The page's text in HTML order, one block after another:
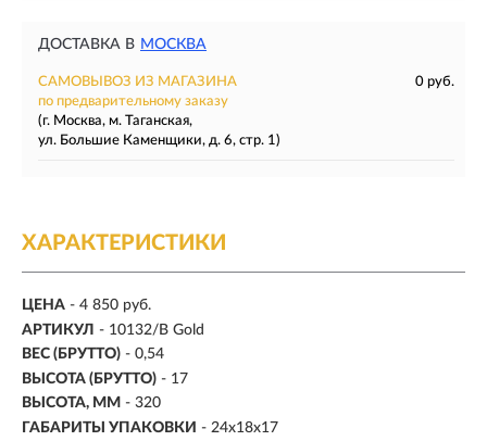
ДОСТАВКА В МОСКВА
САМОВЫВОЗ ИЗ МАГАЗИНА
0 руб.
по предварительному заказу
(г. Москва, м. Таганская,
ул. Большие Каменщики, д. 6, стр. 1)
ХАРАКТЕРИСТИКИ
ЦЕНА - 4 850 руб.
АРТИКУЛ - 10132/B Gold
ВЕС (БРУТТО) - 0,54
ВЫСОТА (БРУТТО) - 17
ВЫСОТА, ММ - 320
ГАБАРИТЫ УПАКОВКИ - 24x18x17